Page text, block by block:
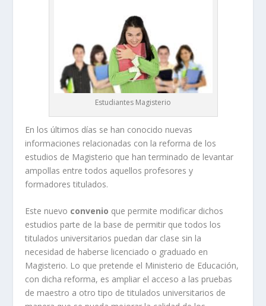
Estudiantes Magisterio
En los últimos días se han conocido nuevas
informaciones relacionadas con la reforma de los
estudios de Magisterio que han terminado de levantar
ampollas entre todos aquellos profesores y
formadores titulados.
Este nuevo convenio que permite modificar dichos
estudios parte de la base de permitir que todos los
titulados universitarios puedan dar clase sin la
necesidad de haberse licenciado o graduado en
Magisterio. Lo que pretende el Ministerio de Educación,
con dicha reforma, es ampliar el acceso a las pruebas
de maestro a otro tipo de titulados universitarios de